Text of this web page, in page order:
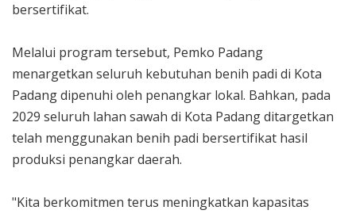
bersertifikat.
Melalui program tersebut, Pemko Padang
menargetkan seluruh kebutuhan benih padi di Kota
Padang dipenuhi oleh penangkar lokal. Bahkan, pada
2029 seluruh lahan sawah di Kota Padang ditargetkan
telah menggunakan benih padi bersertifikat hasil
produksi penangkar daerah.
"Kita berkomitmen terus meningkatkan kapasitas